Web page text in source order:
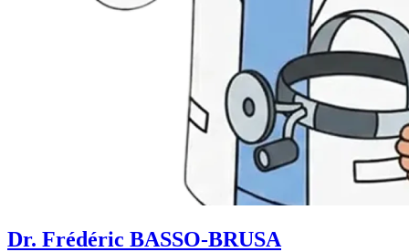
Dr. Frédéric BASSO-BRUSA